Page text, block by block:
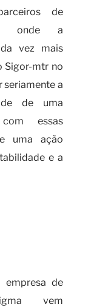
de
onde a
vez mais
Sigor-mtr no
a
de uma
essas
uma ação
e a
de
vem